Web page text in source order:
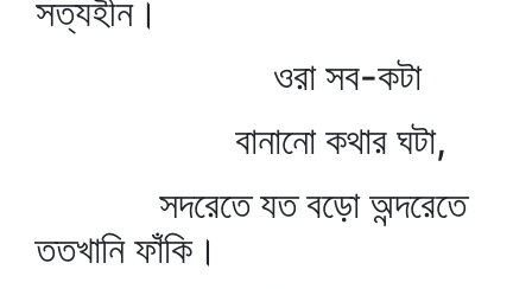
সত্যহীন।
ওরা সব-কটা
বানানো কথার ঘটা,
সদরেতে যত বড়ো অন্দরেতে
ততখানি ফাঁকি।